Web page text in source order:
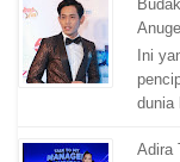
Ini
dunia
Adira